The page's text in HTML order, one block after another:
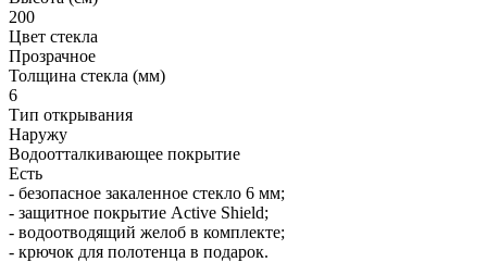
200
Цвет стекла
Прозрачное
Толщина стекла (мм)
6
Тип открывания
Наружу
Водоотталкивающее покрытие
Есть
- безопасное закаленное стекло 6 мм;
- защитное покрытие Active Shield;
- водоотводящий желоб в комплекте;
- крючок для полотенца в подарок.